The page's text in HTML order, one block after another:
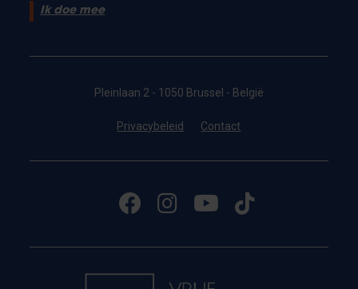
Ik doe mee
Pleinlaan 2 - 1050 Brussel - België
Privacybeleid Contact